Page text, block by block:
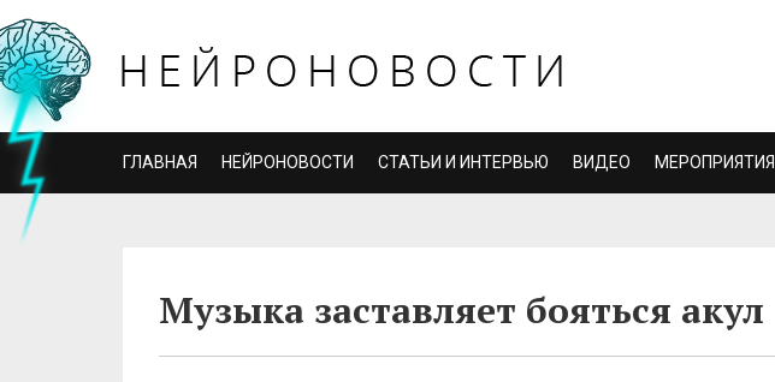
ГЛАВНАЯ НЕЙРОНОВОСТИ СТАТЬИ И ИНТЕРВЬЮ ВИДЕО МЕРОПРИЯТИЯ
Музыка заставляет бояться акул